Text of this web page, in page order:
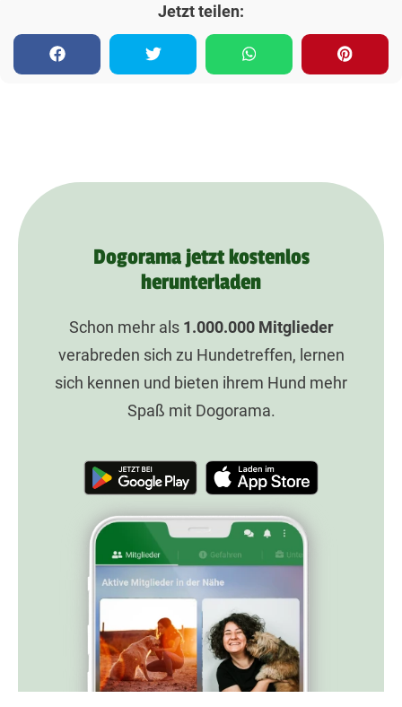
Jetzt teilen:
Dogorama jetzt kostenlos
herunterladen
Schon mehr als 1.000.000Mitglieder
verabreden sich zu Hundetreffen, lernen
sich kennen und bieten ihrem Hund mehr
Spaß mit Dogorama.